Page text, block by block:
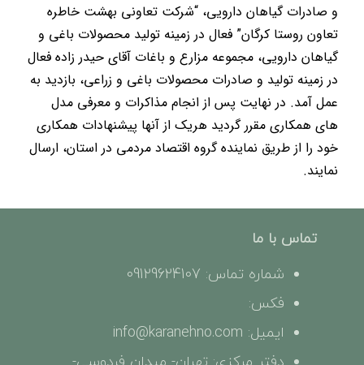
و صادرات گیاهان دارویی، “شرکت تعاونی بهشت خاطره
تعاون روستا کرگان” فعال در زمینه تولید محصولات باغی و
گیاهان دارویی، مجموعه مزارع و باغات آقای حیدر زاده فعال
در زمینه تولید و صادرات محصولات باغی و زراعی، بازدید به
عمل آمد. در نهایت پس از انجام مذاکرات و معرفی مدل
های همکاری مقرر گردید هریک از آنها پیشنهادات همکاری
خود را از طریق نماینده گروه اقتصاد مردمی در استان، ارسال
نمایند.
تماس با ما
شماره تماس: 09129624107
فکس:
ایمیل: info@karanehno.com